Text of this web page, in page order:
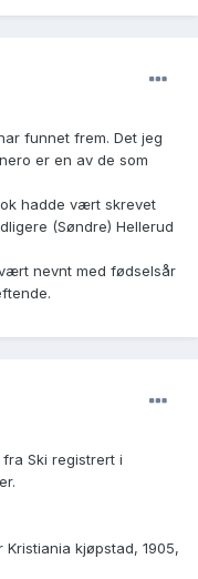
funnet frem. Det jeg
er en av de som
hadde vært skrevet
(Søndre) Hellerud
nevnt med fødselsår
Ski registrert i
Kristiania kjøpstad, 1905,